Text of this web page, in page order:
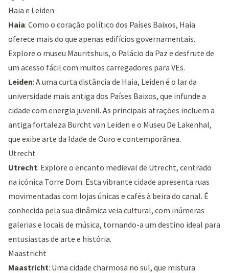
Haia e Leiden
Haia: Como o coração político dos Países Baixos, Haia
oferece mais do que apenas edifícios governamentais.
Explore o museu Mauritshuis, o Palácio da Paz e desfrute de
um acesso fácil com muitos carregadores para VEs.
Leiden: A uma curta distância de Haia, Leiden é o lar da
universidade mais antiga dos Países Baixos, que infunde a
cidade com energia juvenil. As principais atrações incluem a
antiga fortaleza Burcht van Leiden e o Museu De Lakenhal,
que exibe arte da Idade de Ouro e contemporânea.
Utrecht
Utrecht: Explore o encanto medieval de Utrecht, centrado
na icónica Torre Dom. Esta vibrante cidade apresenta ruas
movimentadas com lojas únicas e cafés à beira do canal. É
conhecida pela sua dinâmica veia cultural, com inúmeras
galerias e locais de música, tornando-a um destino ideal para
entusiastas de arte e história.
Maastricht
Maastricht: Uma cidade charmosa no sul, que mistura